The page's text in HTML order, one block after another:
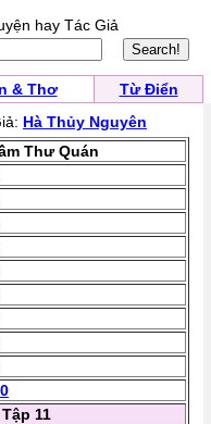
hay Tác Giả
& Thơ Từ Điển
Hà Thủy Nguyên
Thư Quán
11